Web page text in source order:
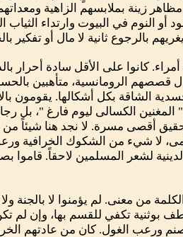
زينة بملابسهم الزاهية
أو النوم في البيوت وارتداء
بالرجوع ثانية لا مال أو تفكير
كانوا على الأقل سادة أحرار
قصصهم الرومانسية، متأهبين
الشاقة بكل أشكالها. يقومون
المغنين الكسالى ليوم فارغ "، بل
أقصى مسرة. لا نجد هنا شيئاً من
لا شيء من الشكوك الخرافية
لشعر المسلمين لاحقاً. قاموا
من معنى. لم يؤمنوا لا بالجنة ولا
بوثنية تكفي للقسم بها، وإن لم
ورعب الغول. كان من عادتهم